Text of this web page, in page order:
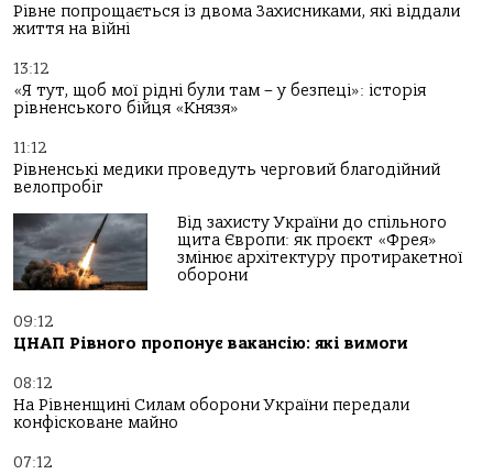
Рівне попрощається із двома Захисниками, які віддали
життя на війні
13:12
«Я тут, щоб мої рідні були там – у безпеці»: історія
рівненського бійця «Князя»
11:12
Рівненські медики проведуть черговий благодійний
велопробіг
Від захисту України до спільного
щита Європи: як проєкт «Фрея»
змінює архітектуру протиракетної
оборони
09:12
ЦНАП Рівного пропонує вакансію: які вимоги
08:12
На Рівненщині Силам оборони України передали
конфісковане майно
07:12